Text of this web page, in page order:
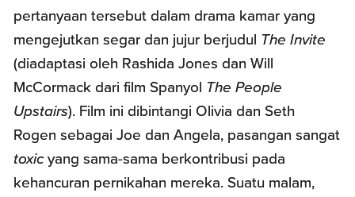
pertanyaan tersebut dalam drama kamar yang
mengejutkan segar dan jujur berjudul The Invite
(diadaptasi oleh Rashida Jones dan Will
McCormack dari film Spanyol The People
Upstairs). Film ini dibintangi Olivia dan Seth
Rogen sebagai Joe dan Angela, pasangan sangat
toxicyang sama-sama berkontribusi pada
kehancuran pernikahan mereka. Suatu malam,